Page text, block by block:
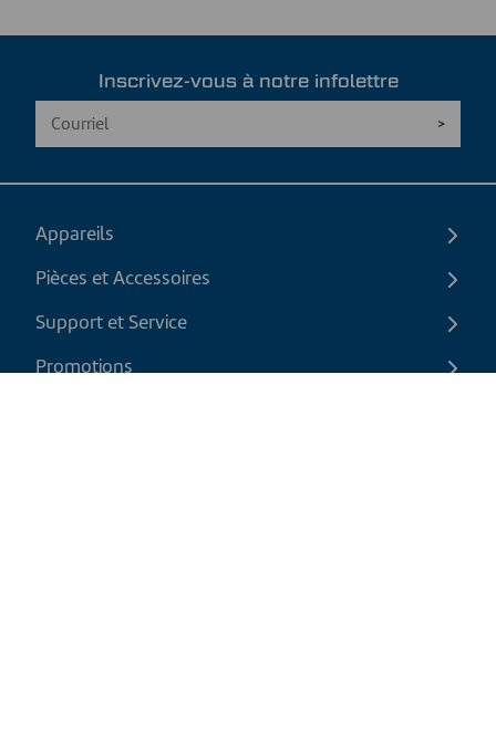
Inscrivez-vous à notre infolettre
Appareils
Pièces et Accessoires
Support et Service
Promotions